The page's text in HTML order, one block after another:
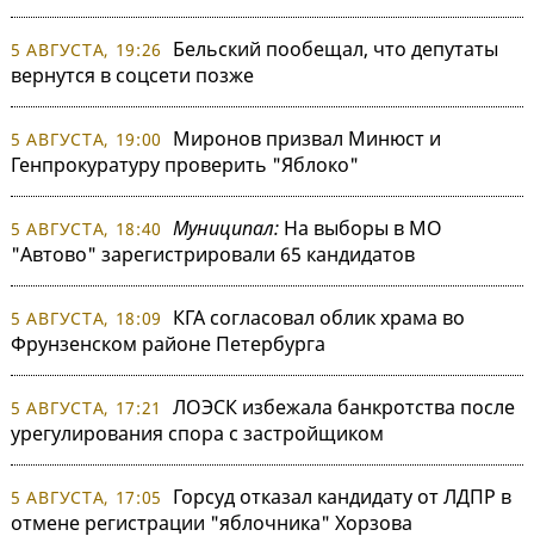
5 АВГУСТА, 19:26
Бельский пообещал, что депутаты
вернутся в соцсети позже
5 АВГУСТА, 19:00
Миронов призвал Минюст и
Генпрокуратуру проверить "Яблоко"
5 АВГУСТА, 18:40 Муниципал: На выборы в МО
"Автово" зарегистрировали 65 кандидатов
5 АВГУСТА, 18:09
КГА согласовал облик храма во
Фрунзенском районе Петербурга
5 АВГУСТА, 17:21
ЛОЭСК избежала банкротства после
урегулирования спора с застройщиком
5 АВГУСТА, 17:05
Горсуд отказал кандидату от ЛДПР в
отмене регистрации "яблочника" Хорзова